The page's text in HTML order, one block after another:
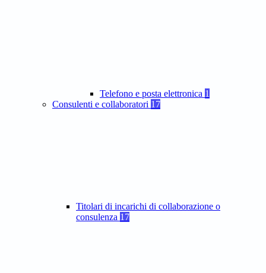
Telefono e posta elettronica 1
Consulenti e collaboratori 17
Titolari di incarichi di collaborazione o
consulenza 17